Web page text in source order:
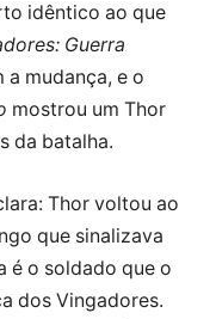
idêntico ao que
Guerra
a mudança, e o
mostrou um Thor
da batalha.
Thor voltou ao
que sinalizava
é o soldado que o
dos Vingadores.